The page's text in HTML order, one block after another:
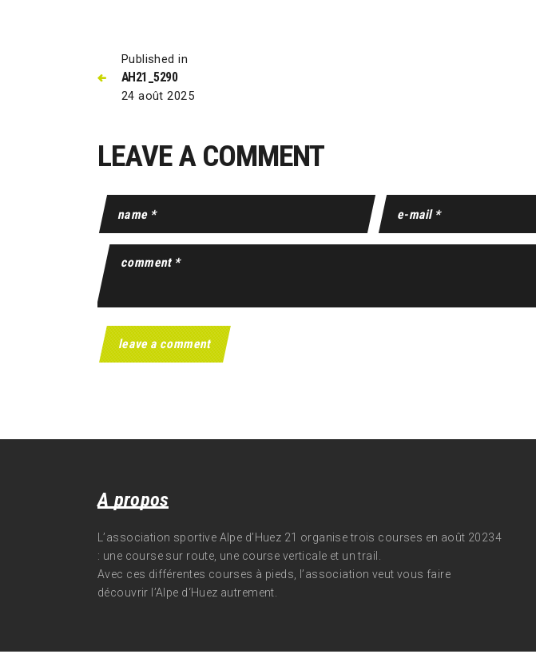
Published in
AH21_5290
24 août 2025
LEAVE A COMMENT
A propos
L’association sportive Alpe d’Huez 21 organise trois courses en août 20234
: une course sur route, une course verticale et un trail.
Avec ces différentes courses à pieds, l’association veut vous faire
découvrir l’Alpe d‘Huez autrement.